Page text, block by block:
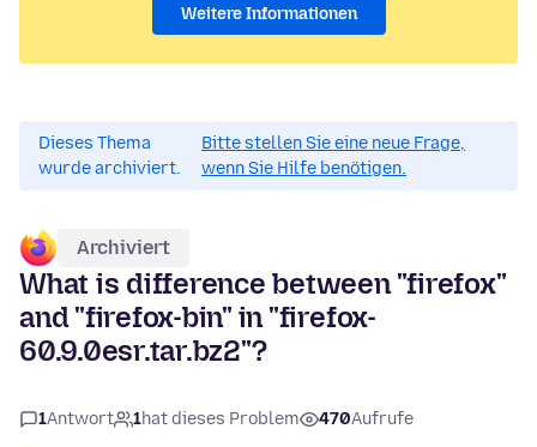
Weitere Informationen
Dieses Thema
wurde archiviert.
Bitte stellen Sie eine neue Frage,
wenn Sie Hilfe benötigen.
Archiviert
What is difference between "firefox"
and "firefox-bin" in "firefox-
60.9.0esr.tar.bz2"?
1Antwort 1hat dieses Problem 470Aufrufe